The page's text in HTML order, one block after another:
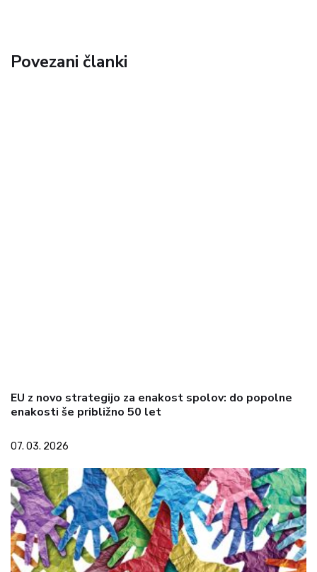
Povezani članki
EU z novo strategijo za enakost spolov: do popolne
enakosti še približno 50 let
07. 03. 2026